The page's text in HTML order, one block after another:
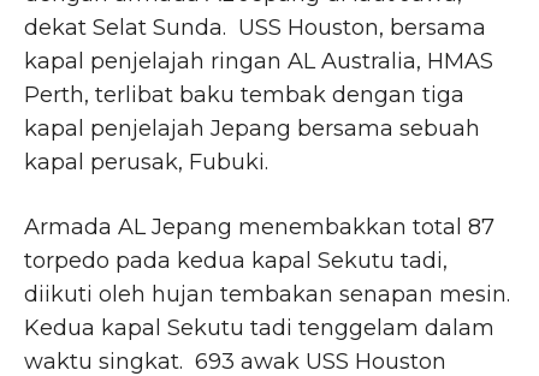
dekat Selat Sunda. USS Houston, bersama
kapal penjelajah ringan AL Australia, HMAS
Perth, terlibat baku tembak dengan tiga
kapal penjelajah Jepang bersama sebuah
kapal perusak, Fubuki.
Armada AL Jepang menembakkan total 87
torpedo pada kedua kapal Sekutu tadi,
diikuti oleh hujan tembakan senapan mesin.
Kedua kapal Sekutu tadi tenggelam dalam
waktu singkat. 693 awak USS Houston